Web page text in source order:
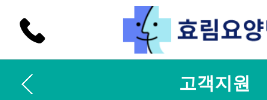
고객지원